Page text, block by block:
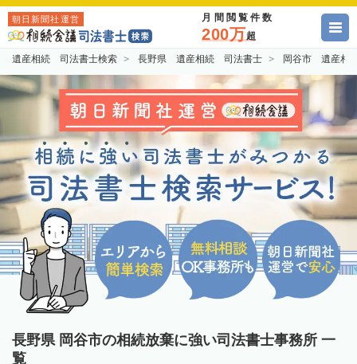
朝日新聞社運営 月間閲覧件数
200万超
遺産相続 司法書士検索 長野県 遺産相続 司法書士 岡谷市 遺産相
長野県 岡谷市の相続放棄に強い司法書士事務所 一
覧